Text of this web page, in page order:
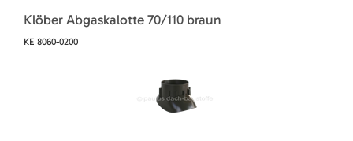
Klöber Abgaskalotte 70/110 braun
KE 8060-0200